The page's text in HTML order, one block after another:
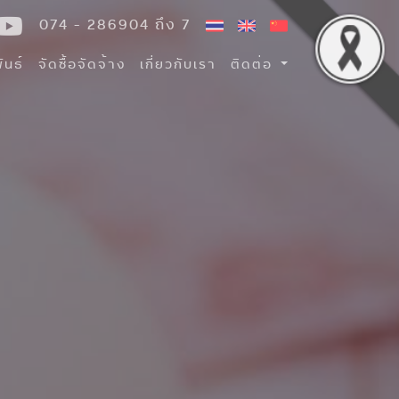
074 - 286904 ถึง 7
ธ์ จัดซื้อจัดจ้าง เกี่ยวกับเรา ติดต่อ